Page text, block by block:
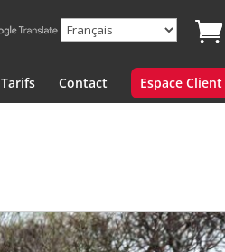
Tarifs Contact Espace Client